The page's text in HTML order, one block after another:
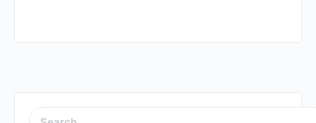
SEARCH